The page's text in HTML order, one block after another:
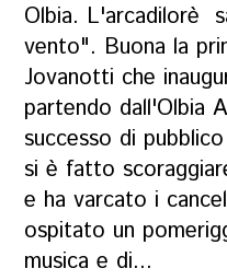
Olbia. L'arcadilorè
vento". Buona la
Jovanotti che
partendo dall'Olbia
successo di
si è fatto
e ha varcato i
ospitato un
musica e di...